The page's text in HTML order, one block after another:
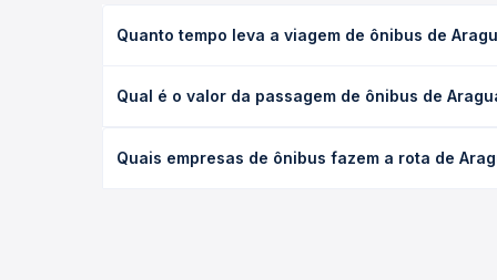
Quanto tempo leva a viagem de ônibus de
(convencional, executivo ou leito) e as condições
Qual é o valor da passagem de ônibus de
de poltrona e a antecedência da compra. Na
Quais empresas de ônibus fazem a rota de